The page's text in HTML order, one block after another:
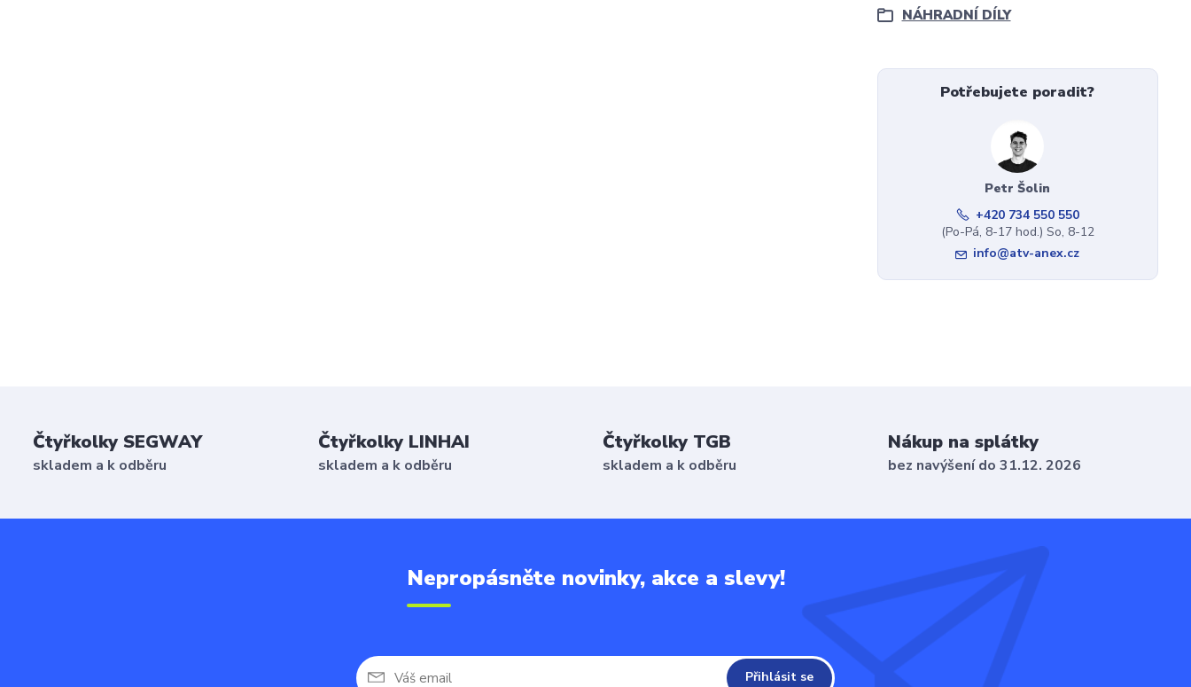
NÁHRADNÍ DÍLY
Potřebujete poradit?
Petr Šolin
+420 734 550 550
(Po-Pá, 8-17 hod.) So, 8-12
info@atv-anex.cz
Čtyřkolky SEGWAY
skladem a k odběru
Čtyřkolky LINHAI
skladem a k odběru
Čtyřkolky TGB
skladem a k odběru
Nákup na splátky
bez navýšení do 31.12. 2026
Nepropásněte novinky, akce a slevy!
Přihlásit se